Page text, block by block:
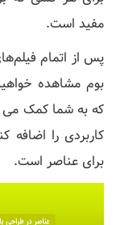
مفید است.
پس از اتمام
بوم مشاهده
که به شما کمک می
کاربردی را
برای عناصر است.